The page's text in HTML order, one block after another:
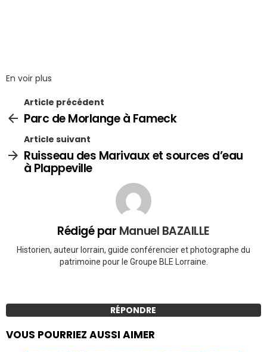
En voir plus
Article précédent
Parc de Morlange à Fameck
Article suivant
Ruisseau des Marivaux et sources d’eau
à Plappeville
Rédigé par Manuel BAZAILLE
Historien, auteur lorrain, guide conférencier et photographe du
patrimoine pour le Groupe BLE Lorraine.
RÉPONDRE
VOUS POURRIEZ AUSSI AIMER